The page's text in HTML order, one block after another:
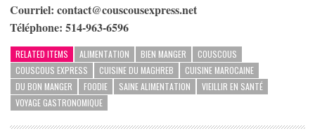
Courriel: contact@couscousexpress.net
Téléphone: 514-963-6596
RELATED ITEMS ALIMENTATION BIEN MANGER
COUSCOUS
COUSCOUS EXPRESS
CUISINE DU MAGHREB
CUISINE MAROCAINE
DU BON MANGER
FOODIE SAINE ALIMENTATION
VIEILLIR EN SANTÉ
VOYAGE GASTRONOMIQUE